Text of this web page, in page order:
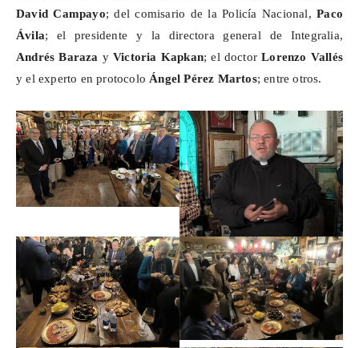
DavidCampayo; del comisario de la Policía Nacional,Paco
Ávila; el presidente y la directora general de Integralia,
AndrésBaraza yVictoria Kapkan; el doctorLorenzo Vallés
y el experto en protocolo Ángel Pérez Martos; entre otros.